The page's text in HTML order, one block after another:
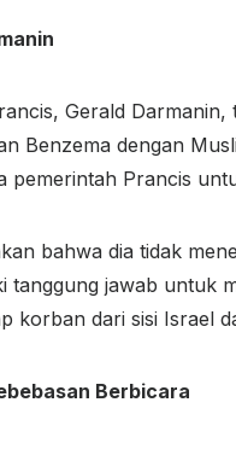
Gerald
Benzema dengan
pemerintah Prancis
bahwa dia tidak
tanggung jawab untuk
korban dari sisi Israel
Berbicara